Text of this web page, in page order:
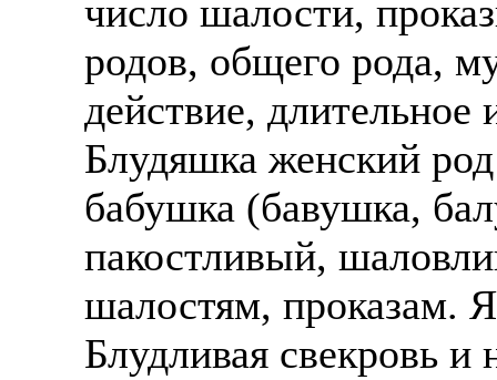
число шалости,
родов, общего рода,
действие, длительное
Блудяшка женский
бабушка (бавушка,
пакостливый,
шалостям, проказам.
Блудливая свекровь и